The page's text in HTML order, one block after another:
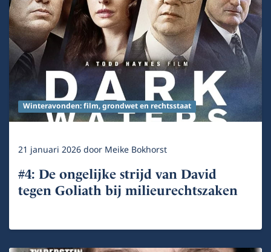
Winteravonden: film, grondwet en rechtsstaat
21 januari 2026door Meike Bokhorst
#4: De ongelijke strijd van David
tegen Goliath bij milieurechtszaken